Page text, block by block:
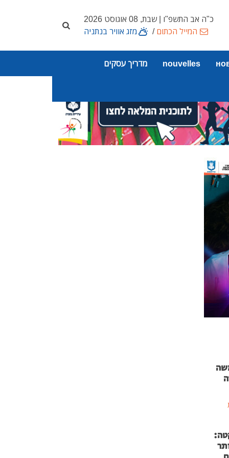
כ"ה אב התשפ"ו | שבת, 08 אוגוסט 2026
המייל הכתום/ מזג אוויר בנתניה
nouvelles מדריך עסקים
נמשה
אותר